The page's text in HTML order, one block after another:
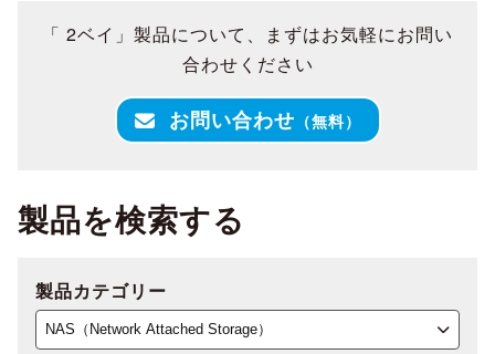
「 2ベイ」製品について、まずはお気軽にお問い
合わせください
お問い合わせ （無料）
製品を検索する
製品カテゴリー